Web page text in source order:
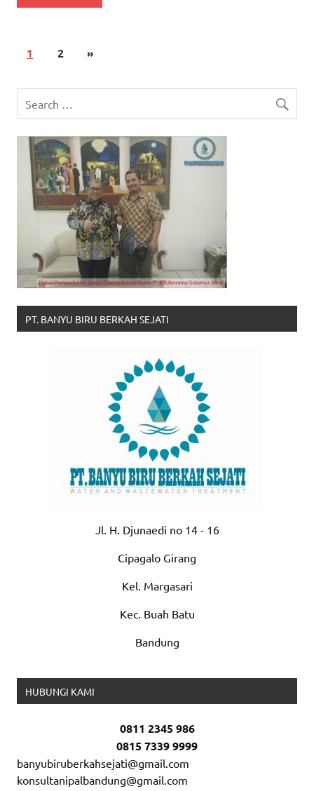
1 2 »
PT. BANYU BIRU BERKAH SEJATI
Jl. H. Djunaedi no 14 - 16
Cipagalo Girang
Kel. Margasari
Kec. Buah Batu
Bandung
HUBUNGI KAMI
0811 2345 986
0815 7339 9999
banyubiruberkahsejati@gmail.com
konsultanipalbandung@gmail.com